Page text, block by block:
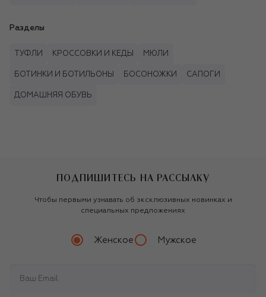
Разделы
ТУФЛИ КРОССОВКИ И КЕДЫ МЮЛИ
БОТИНКИ И БОТИЛЬОНЫ БОСОНОЖКИ САПОГИ
ДОМАШНЯЯ ОБУВЬ
ПОДПИШИТЕСЬ НА РАССЫЛКУ
Чтобы первыми узнавать об эксклюзивных новинках и
специальных предложениях
Женское Мужское